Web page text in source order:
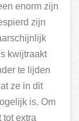
enorm zijn
zijn
kwijtraakt
te lijden
ze in dit
is. Om
extra